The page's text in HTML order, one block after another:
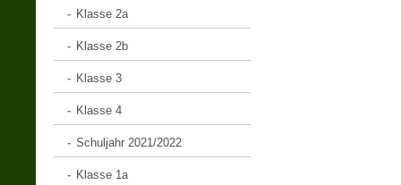
Klasse 2a
Klasse 2b
Klasse 3
Klasse 4
Schuljahr 2021/2022
Klasse 1a